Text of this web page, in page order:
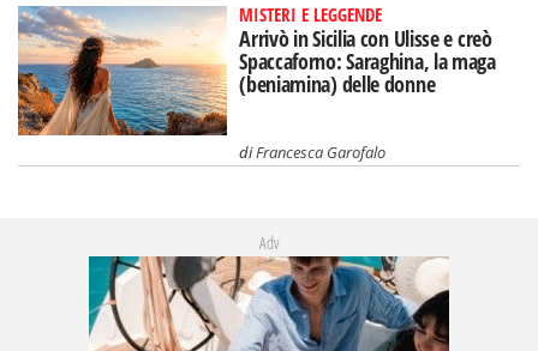
MISTERI E LEGGENDE
Arrivò in Sicilia con Ulisse e creò
Spaccaforno: Saraghina, la maga
(beniamina) delle donne
diFrancesca Garofalo
Adv